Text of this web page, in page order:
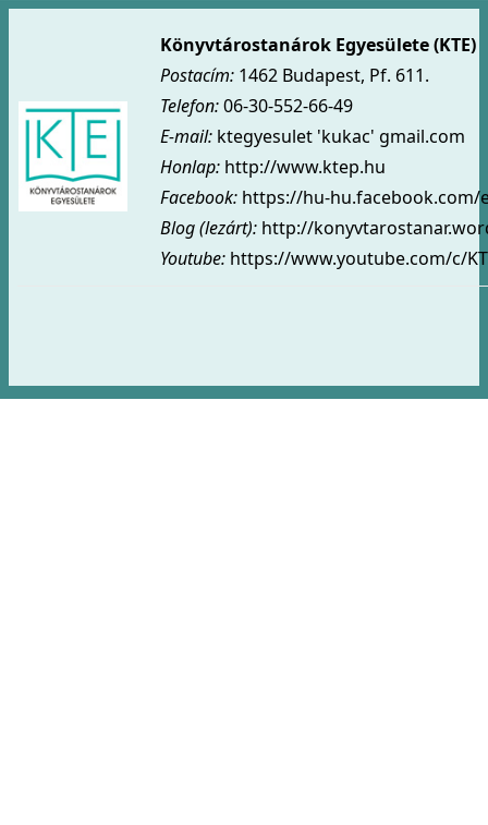
Könyvtárostanárok Egyesülete (KTE)
Postacím: 1462 Budapest, Pf. 611.
Telefon:06-30-552-66-49
E-mail: ktegyesulet 'kukac' gmail.com
Honlap: http://www.ktep.hu
Facebook: https://hu-
Blog (lezárt): http://
Youtube: https://www.youtube.com/c/